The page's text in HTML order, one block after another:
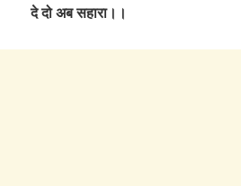
दे दो अब सहारा।।